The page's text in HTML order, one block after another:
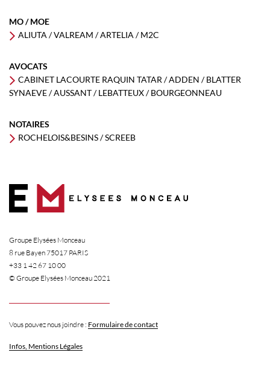
MO / MOE
ALIUTA / VALREAM / ARTELIA / M2C
AVOCATS
CABINET LACOURTE RAQUIN TATAR / ADDEN / BLATTER
SYNAEVE / AUSSANT / LEBATTEUX / BOURGEONNEAU
NOTAIRES
ROCHELOIS&BESINS / SCREEB
Groupe Elysées Monceau
8 rue Bayen 75017 PARIS
+33 1 42 67 10 00
© Groupe Elysées Monceau 2021
Vous pouvez nous joindre : Formulaire de contact
Infos, Mentions Légales